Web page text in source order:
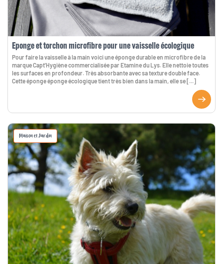
Eponge et torchon microfibre pour une vaisselle écologique
Pour faire la vaisselle à la main voici une éponge durable en microfibre de la
marque Capt'Hygiène commercialisée par Etamine du Lys. Elle nettoie toutes
les surfaces en profondeur. Très absorbante avec sa texture double face.
Cette éponge éponge écologique tient très bien dans la main, elle se [...]
Maison et Jardin